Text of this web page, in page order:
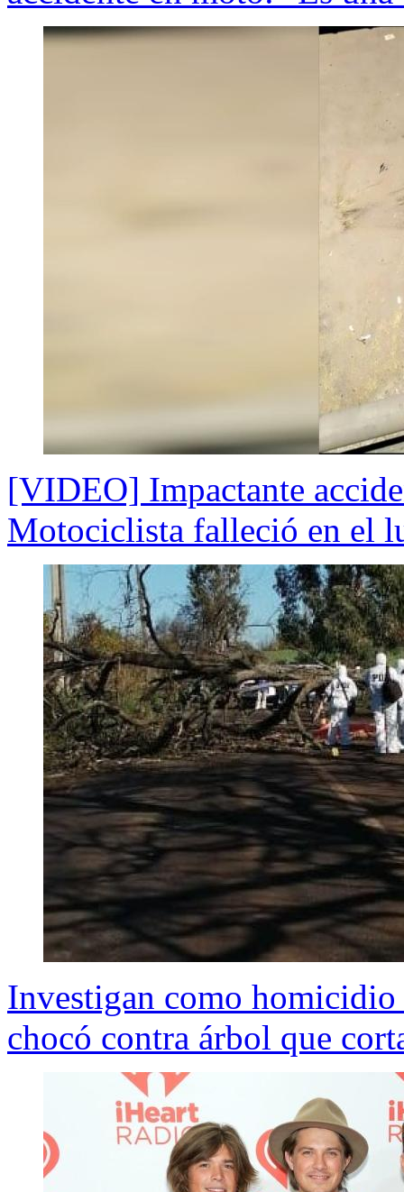
[VIDEO] Impactante
Motociclista falleció en el
Investigan como
chocó contra árbol que